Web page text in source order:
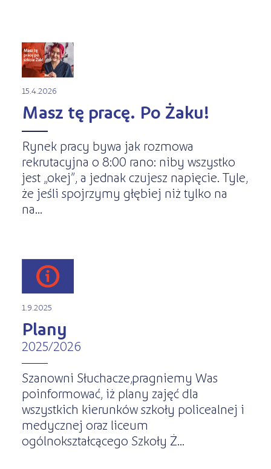
15.4.2026
Masz tę pracę. Po Żaku!
Rynek pracy bywa jak rozmowa
rekrutacyjna o 8:00 rano: niby wszystko
jest „okej”, a jednak czujesz napięcie. Tyle,
że jeśli spojrzymy głębiej niż tylko na
na...
1.9.2025
Plany
2025/2026
Szanowni Słuchacze,pragniemy Was
poinformować, iż plany zajęć dla
wszystkich kierunków szkoły policealnej i
medycznej oraz liceum
ogólnokształcącego Szkoły Ż...